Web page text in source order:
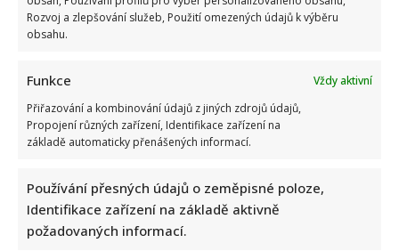
Rozvoj a zlepšování služeb, Použití omezených údajů k výběru
obsahu.
Funkce
Vždy aktivní
Přiřazování a kombinování údajů z jiných zdrojů údajů,
Propojení různých zařízení, Identifikace zařízení na
základě automaticky přenášených informací.
Používání přesných údajů o zeměpisné poloze,
Identifikace zařízení na základě aktivně
požadovaných informací.
Napsat komentář
Vaše e-mailová adresa nebude zveřejněna.